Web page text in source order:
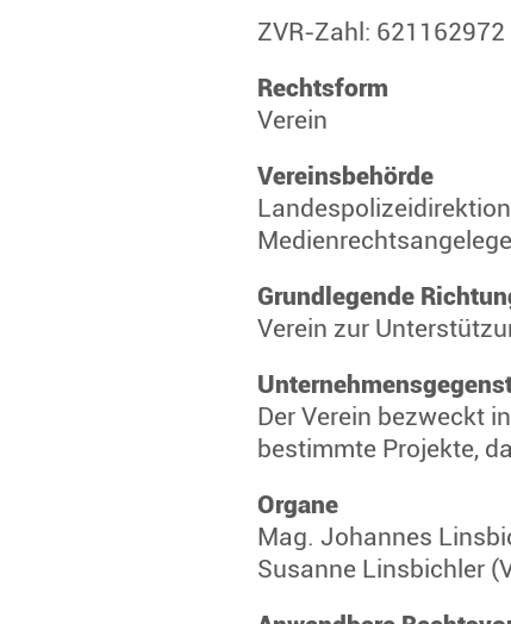
ZVR-Zahl: 621162972
Rechtsform
Verein
Vereinsbehörde
Grundlegende
Verein zur
Der Verein bezweckt
bestimmte Projekte,
Organe
Mag. Johannes
Susanne Linsbichler